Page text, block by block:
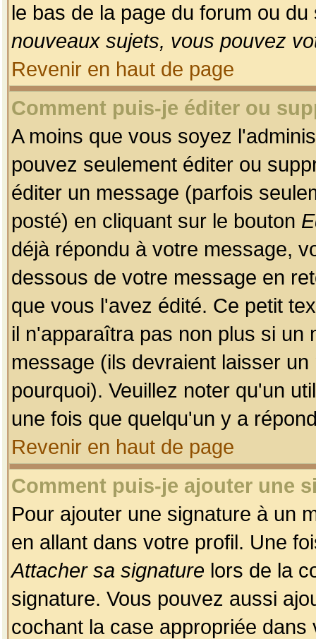
le bas de la page du forum ou
nouveaux sujets, vous pouvez
Revenir en haut de page
Comment puis-je éditer ou
A moins que vous soyez
pouvez seulement éditer ou
éditer un message (parfois
posté) en cliquant sur le bouton
déjà répondu à votre message,
dessous de votre message en
que vous l'avez édité. Ce petit
il n'apparaîtra pas non plus si un
message (ils devraient laisser
pourquoi). Veuillez noter qu'un
une fois que quelqu'un y a
Revenir en haut de page
Comment puis-je ajouter une
Pour ajouter une signature à un
en allant dans votre profil. Une
Attacher sa signature lors de la
signature. Vous pouvez aussi
cochant la case appropriée